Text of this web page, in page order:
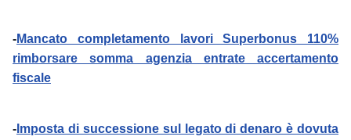
-Mancato completamento lavori Superbonus 110%
rimborsare somma agenzia entrate accertamento
fiscale
- Imposta di successione sul legato di denaro è dovuta